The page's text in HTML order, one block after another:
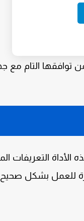
توافقها التام مع
الأداة التعريفات
للعمل بشكل